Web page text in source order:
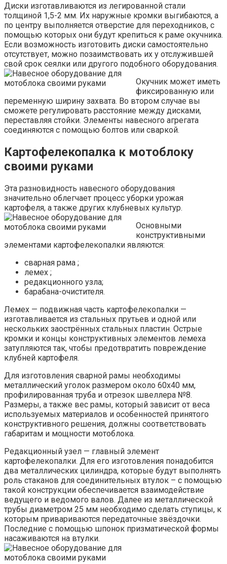
Диски изготавливаются из легированной стали
толщиной 1,5-2 мм. Их наружные кромки выгибаются, а
по центру выполняется отверстие для переходников, с
помощью которых они будут крепиться к раме окучника.
Если возможность изготовить диски самостоятельно
отсутствует, можно позаимствовать их у отслужившей
свой срок сеялки или другого подобного оборудования.
Окучник может иметь
фиксированную или
переменную ширину захвата. Во втором случае вы
сможете регулировать расстояние между дисками,
переставляя стойки. Элементы навесного агрегата
соединяются с помощью болтов или сваркой.
Картофелекопалка к мотоблоку
своими руками
Эта разновидность навесного оборудования
значительно облегчает процесс уборки урожая
картофеля, а также других клубневых культур.
Основными
конструктивными
элементами картофелекопалки являются:
сварная рама ;
лемех ;
редакционного узла;
барабана-очистителя.
Лемех — подвижная часть картофелекопалки —
изготавливается из стальных прутьев и одной или
нескольких заострённых стальных пластин. Острые
кромки и концы конструктивных элементов лемеха
затупляются так, чтобы предотвратить повреждение
клубней картофеля.
Для изготовления сварной рамы необходимы
металлический уголок размером около 60х40 мм,
профилированная труба и отрезок швеллера №8.
Размеры, а также вес рамы, который зависит от веса
используемых материалов и особенностей принятого
конструктивного решения, должны соответствовать
габаритам и мощности мотоблока.
Редакционный узел — главный элемент
картофелекопалки. Для его изготовления понадобится
два металлических цилиндра, которые будут выполнять
роль стаканов для соединительных втулок – с помощью
такой конструкции обеспечивается взаимодействие
ведущего и ведомого валов. Далее из металлической
трубы диаметром 25 мм необходимо сделать ступицы, к
которым привариваются передаточные звёздочки.
Последние с помощью шпонок призматической формы
насаживаются на втулки.